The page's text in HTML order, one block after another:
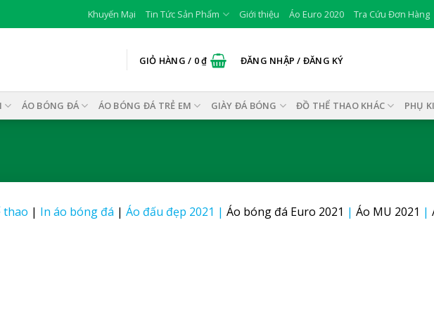
Khuyến Mại Tin Tức Sản Phẩm Giới thiệu Áo Euro 2020 Tra Cứu Đơn Hàng
GIỎ HÀNG / 0₫ ĐĂNG NHẬP / ĐĂNG KÝ
ÁO BÓNG ĐÁ ÁO BÓNG ĐÁ TRẺ EM GIÀY ĐÁ BÓNG ĐỒ THỂ THAO KHÁC PHỤ
thao | In áo bóng đá | Áo đấu đẹp 2021 | Áo bóng đá Euro 2021 | Áo MU 2021 |